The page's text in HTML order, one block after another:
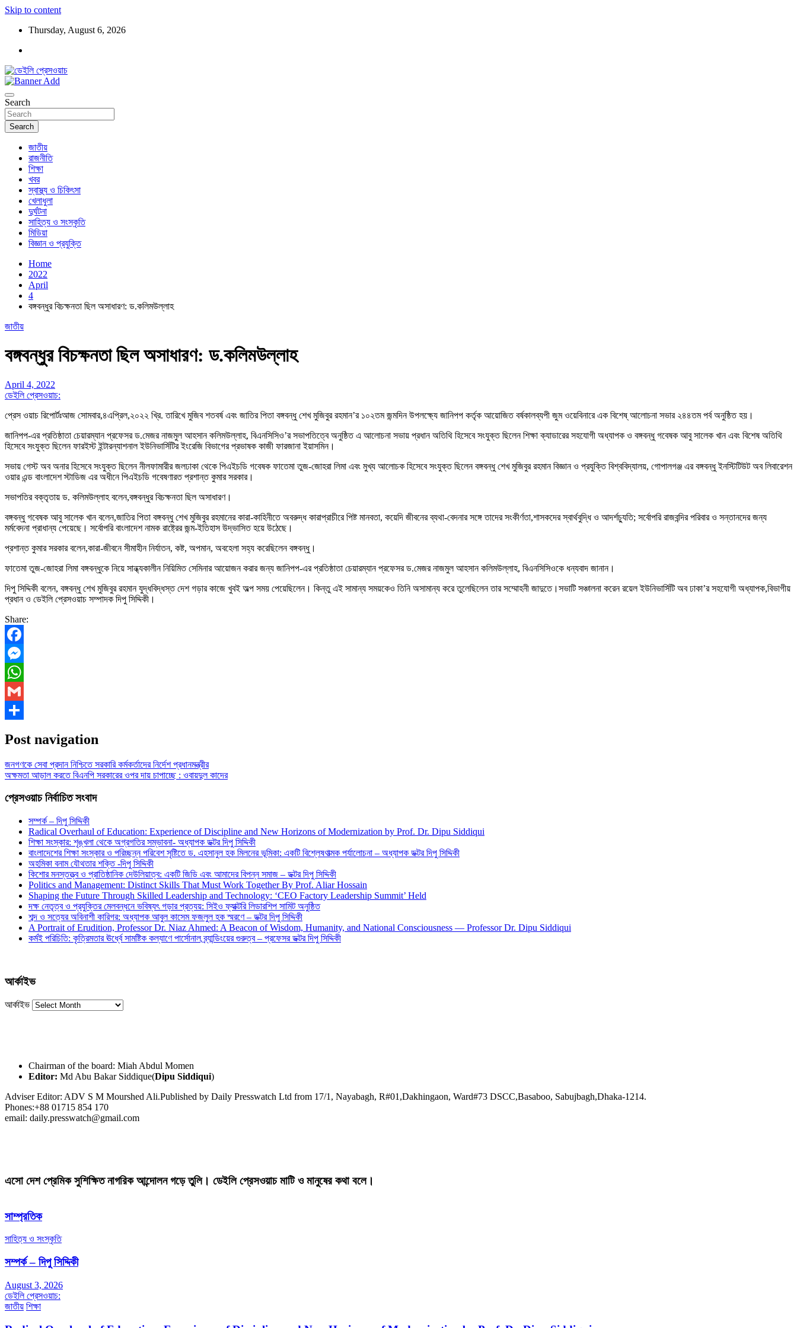
Skip to content
Thursday, August 6, 2026
ডেইলি প্রেসওয়াচ
Search
Search
জাতীয়
রাজনীতি
শিক্ষা
খবর
স্বাস্থ্য ও চিকিৎসা
খেলাধুলা
দুর্ঘটনা
সাহিত্য ও সংস্কৃতি
মিডিয়া
বিজ্ঞান ও প্রযুক্তি
Home
2022
April
4
বঙ্গবন্ধুর বিচক্ষনতা ছিল অসাধারণ: ড.কলিমউল্লাহ
জাতীয়
বঙ্গবন্ধুর বিচক্ষনতা ছিল অসাধারণ: ড.কলিমউল্লাহ
April 4, 2022
ডেইলি প্রেসওয়াচ:
প্রেস ওয়াচ রিপোর্টঃআজ সোমবার,৪এপ্রিল,২০২২ খ্রি. তারিখে মুজিব শতবর্ষ এবং জাতির পিতা বঙ্গবন্ধু শেখ মুজিবুর রহমান’র ১০২তম জন্মদিন উপলক্ষ্যে জানিপপ কর্তৃক আয়োজিত বর্ষকালব্যপী জুম ওয়েবিনারে এক বিশেষ্ আলোচনা সভার ২৪৪তম পর্ব অনুষ্ঠিত হয়।
জানিপপ-এর প্রতিষ্ঠাতা চেয়ারম্যান প্রফেসর ড.মেজর নাজমুল আহসান কলিমউল্লাহ, বিএনসিসিও’র সভাপতিত্বে অনুষ্ঠিত এ আলোচনা সভায় প্রধান অতিথি হিসেবে সংযুক্ত ছিলেন শিক্ষা ক্যাডারের সহযোগী অধ্যাপক ও বঙ্গবন্ধু গবেষক আবু সালেক খান এবং বিশেষ অতিথি
হিসেবে সংযুক্ত ছিলেন ফারইস্ট ইন্টারন্যাশনাল ইউনিভার্সিটির ইংরেজি বিভাগের প্রভাষক কাজী ফারজানা ইয়াসমিন।
সভায় গেস্ট অব অনার হিসেবে সংযুক্ত ছিলেন নীলফামারীর জলঢাকা থেকে পিএইচডি গবেষক ফাতেমা তুজ-জোহরা লিমা এবং মুখ্য আলোচক হিসেবে সংযুক্ত ছিলেন বঙ্গবন্ধু শেখ মুজিবুর রহমান বিজ্ঞান ও প্রযুক্তি বিশ্ববিদ্যালয়, গোপালগঞ্জ এর বঙ্গবন্ধু ইনস্টিটিউট অব লিবারেশন
ওয়ার এন্ড বাংলাদেশ স্টাডিজ এর অধীনে পিএইচডি গবেষণারত প্রশান্ত কুমার সরকার।
সভাপতির বক্তৃতায় ড. কলিমউল্লাহ বলেন,বঙ্গবন্ধুর বিচক্ষনতা ছিল অসাধারণ।
বঙ্গবন্ধু গবেষক আবু সালেক খান বলেন,জাতির পিতা বঙ্গবন্ধু শেখ মুজিবুর রহমানের কারা-কাহিনীতে অবরুদ্ধ কারাপ্রাচীরে পিষ্ট মানবতা, কয়েদি জীবনের ব্যথা-বেদনার সঙ্গে তাদের সংকীর্ণতা,শাসকদের স্বার্থবুদ্ধি ও আদর্শচ্যুতি; সর্বোপরি রাজবন্দির পরিবার ও সন্তানদের জন্য
মর্মবেদনা প্রাধান্য পেয়েছে। সর্বোপরি বাংলাদেশ নামক রাষ্ট্রের জন্ম-ইতিহাস উদ্ভাসিত হয়ে উঠেছে।
প্রশান্ত কুমার সরকার বলেন,কারা-জীবনে সীমাহীন নির্যাতন, কষ্ট, অপমান, অবহেলা সহ্য করেছিলেন বঙ্গবন্ধু।
ফাতেমা তুজ-জোহরা লিমা বঙ্গবন্ধুকে নিয়ে সান্ধ্যকালীন নিয়িমিত সেমিনার আয়োজন করার জন্য জানিপপ-এর প্রতিষ্ঠাতা চেয়ারম্যান প্রফেসর ড.মেজর নাজমুল আহসান কলিমউল্লাহ, বিএনসিসিওকে ধন্যবাদ জানান।
দিপু সিদ্দিকী বলেন, বঙ্গবন্ধু শেখ মুজিবুর রহমান যুদ্ধবিদ্ধস্ত দেশ গড়ার কাজে খুবই অল্প সময় পেয়েছিলেন। কিন্তু এই সামান্য সময়কেও তিনি অসামান্য করে তুলেছিলেন তার সম্মোহনী জাদুতে।সভাটি সঞ্চালনা করেন রয়েল ইউনিভার্সিটি অব ঢাকা’র সহযোগী অধ্যাপক,বিভাগীয়
প্রধান ও ডেইলি প্রেসওয়াচ সম্পাদক দিপু সিদ্দিকী।
Share:
Facebook
Messenger
WhatsApp
Gmail
Post navigation
জনগণকে সেবা প্রদান নিশ্চিতে সরকারি কর্মকর্তাদের নির্দেশ প্রধানমন্ত্রীর
অক্ষমতা আড়াল করতে বিএনপি সরকারের ওপর দায় চাপাচ্ছে : ওবায়দুল কাদের
প্রেসওয়াচ নির্বাচিত সংবাদ
সম্পর্ক – দিপু সিদ্দিকী
Radical Overhaul of Education: Experience of Discipline and New Horizons of Modernization by Prof. Dr. Dipu Siddiqui
শিক্ষা সংস্কার: শৃঙ্খলা থেকে অগ্রগতির সম্ভাবনা- অধ্যাপক ডক্টর দিপু সিদ্দিকী
বাংলাদেশের শিক্ষা সংস্কার ও পরিচ্ছন্ন পরিবেশ সৃষ্টিতে ড. এহসানুল হক মিলনের ভূমিকা: একটি বিশ্লেষণাত্মক পর্যালোচনা – অধ্যাপক ডক্টর দিপু সিদ্দিকী
অহমিকা বনাম যৌথতার শক্তি -দিপু সিদ্দিকী
কিশোর মনস্তত্ত্ব ও প্রাতিষ্ঠানিক দেউলিয়াত্ব: একটি জিডি এবং আমাদের বিপন্ন সমাজ – ডক্টর দিপু সিদ্দিকী
Politics and Management: Distinct Skills That Must Work Together By Prof. Aliar Hossain
Shaping the Future Through Skilled Leadership and Technology: ‘CEO Factory Leadership Summit’ Held
দক্ষ নেতৃত্ব ও প্রযুক্তির মেলবন্ধনে ভবিষ্যৎ গড়ার প্রত্যয়: সিইও ফ্যাক্টরি লিডারশিপ সামিট অনুষ্ঠিত
শব্দ ও সত্যের অবিনাশী কারিগর: অধ্যাপক আবুল কাসেম ফজলুল হক স্মরণে – ডক্টর দিপু সিদ্দিকী
A Portrait of Erudition, Professor Dr. Niaz Ahmed: A Beacon of Wisdom, Humanity, and National Consciousness — Professor Dr. Dipu Siddiqui
কর্মই পরিচিতি: কৃত্রিমতার ঊর্ধ্বে সামষ্টিক কল্যাণে পার্সোনাল ব্র্যান্ডিংয়ের গুরুত্ব – প্রফেসর ডক্টর দিপু সিদ্দিকী
আর্কাইভ
আর্কাইভ
Chairman of the board: Miah Abdul Momen
Editor: Md Abu Bakar Siddique(Dipu Siddiqui)
Adviser Editor: ADV S M Mourshed Ali.Published by Daily Presswatch Ltd from 17/1, Nayabagh, R#01,Dakhingaon, Ward#73 DSCC,Basaboo, Sabujbagh,Dhaka-1214.
Phones:+88 01715 854 170
email: daily.presswatch@gmail.com
এসো দেশ প্রেমিক সুশিক্ষিত নাগরিক আন্দোলন গড়ে তুলি। ডেইলি প্রেসওয়াচ মাটি ও মানুষের কথা বলে।
সাম্প্রতিক
সাহিত্য ও সংস্কৃতি
সম্পর্ক – দিপু সিদ্দিকী
August 3, 2026
ডেইলি প্রেসওয়াচ:
জাতীয় শিক্ষা